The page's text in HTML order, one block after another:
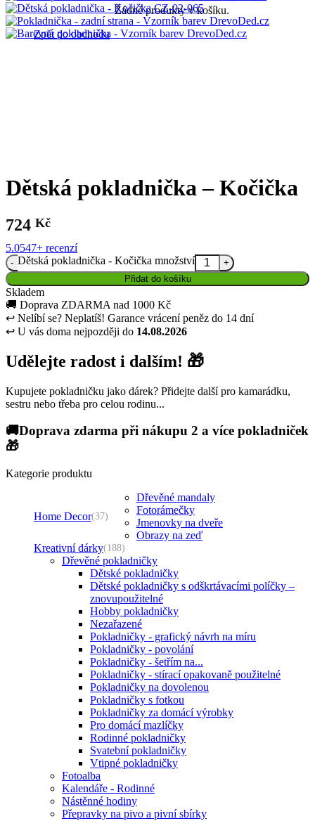
Žádné produkty v košíku.
Zpět do obchodu
Dětská pokladnička – Kočička
724 Kč
5.0547+ recenzí
Dětská pokladnička - Kočička množství
Přidat do košíku
Skladem
🚚 Doprava ZDARMA nad 1000 Kč
↩ Nelíbí se? Neplatíš! Garance vrácení peněz do 14 dní
↩ U vás doma nejpozději do 14.08.2026
Udělejte radost i dalším! 🎁
Kupujete pokladničku jako dárek? Přidejte další pro kamarádku,
sestru nebo třeba pro celou rodinu...
🚚Doprava zdarma při nákupu 2 a více pokladniček
🎁
Kategorie produktu
Home Decor(37)
Dřevěné mandaly
Fotorámečky
Jmenovky na dveře
Obrazy na zeď
Kreativní dárky(188)
Dřevěné pokladničky
Dětské pokladničky
Dětské pokladničky s odškrtávacími políčky –
znovupoužitelné
Hobby pokladničky
Nezařazené
Pokladničky - grafický návrh na míru
Pokladničky - povolání
Pokladničky - šetřím na...
Pokladničky - stírací opakovaně použitelné
Pokladničky na dovolenou
Pokladničky s fotkou
Pokladničky za domácí výrobky
Pro domácí mazlíčky
Rodinné pokladničky
Svatební pokladničky
Vtipné pokladničky
Fotoalba
Kalendáře - Rodinné
Nástěnné hodiny
Přepravky na pivo a pivní sbírky